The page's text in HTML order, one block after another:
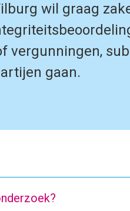
wil graag
vergunningen,
gaan.